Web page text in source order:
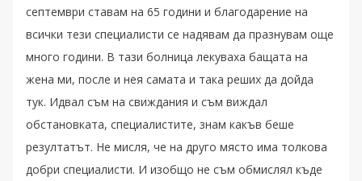
септември ставам на 65 години и благодарение на
всички тези специалисти се надявам да празнувам още
много години. В тази болница лекуваха бащата на
жена ми, после и нея самата и така реших да дойда
тук. Идвал съм на свиждания и съм виждал
обстановката, специалистите, знам какъв беше
резултатът. Не мисля, че на друго място има толкова
добри специалисти. И изобщо не съм обмислял къде